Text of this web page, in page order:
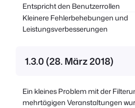
Entspricht den Benutzerrollen
Kleinere Fehlerbehebungen und
Leistungsverbesserungen
1.3.0 (28. März 2018)
Ein kleines Problem mit der
mehrtägigen Veranstaltungen